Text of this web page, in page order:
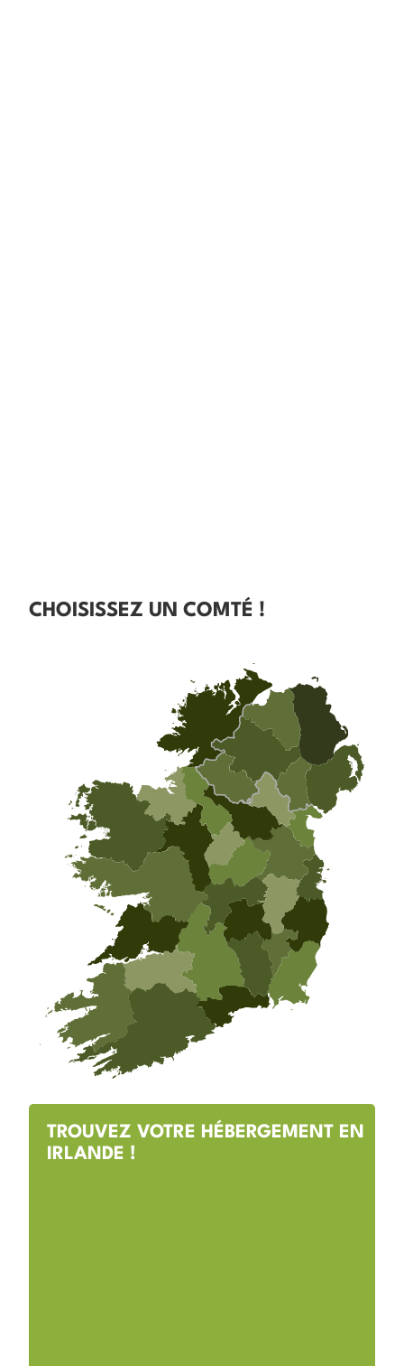
CHOISISSEZ UN COMTÉ !
TROUVEZ VOTRE HÉBERGEMENT EN
IRLANDE !